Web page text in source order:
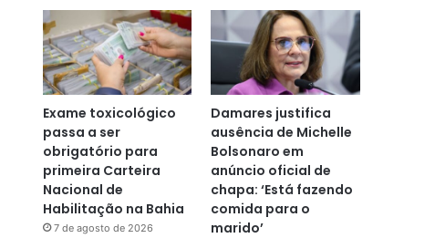
Exame toxicológico
passa a ser
obrigatório para
primeira Carteira
Nacional de
Habilitação na Bahia
7 de agosto de 2026
Damares justifica
ausência de Michelle
Bolsonaro em
anúncio oficial de
chapa: ‘Está fazendo
comida para o
marido’